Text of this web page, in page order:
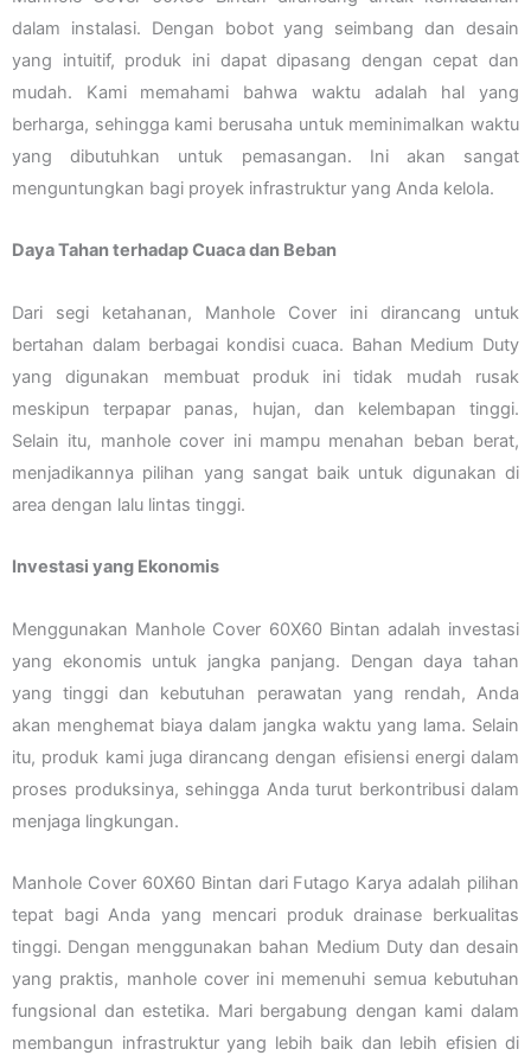
dalam instalasi. Dengan bobot yang seimbang dan desain
yang intuitif, produk ini dapat dipasang dengan cepat dan
mudah. Kami memahami bahwa waktu adalah hal yang
berharga, sehingga kami berusaha untuk meminimalkan waktu
yang dibutuhkan untuk pemasangan. Ini akan sangat
menguntungkan bagi proyek infrastruktur yang Anda kelola.
Daya Tahan terhadap Cuaca dan Beban
Dari segi ketahanan, Manhole Cover ini dirancang untuk
bertahan dalam berbagai kondisi cuaca. Bahan Medium Duty
yang digunakan membuat produk ini tidak mudah rusak
meskipun terpapar panas, hujan, dan kelembapan tinggi.
Selain itu, manhole cover ini mampu menahan beban berat,
menjadikannya pilihan yang sangat baik untuk digunakan di
area dengan lalu lintas tinggi.
Investasi yang Ekonomis
Menggunakan Manhole Cover 60X60 Bintan adalah investasi
yang ekonomis untuk jangka panjang. Dengan daya tahan
yang tinggi dan kebutuhan perawatan yang rendah, Anda
akan menghemat biaya dalam jangka waktu yang lama. Selain
itu, produk kami juga dirancang dengan efisiensi energi dalam
proses produksinya, sehingga Anda turut berkontribusi dalam
menjaga lingkungan.
Manhole Cover 60X60 Bintan dari Futago Karya adalah pilihan
tepat bagi Anda yang mencari produk drainase berkualitas
tinggi. Dengan menggunakan bahan Medium Duty dan desain
yang praktis, manhole cover ini memenuhi semua kebutuhan
fungsional dan estetika. Mari bergabung dengan kami dalam
membangun infrastruktur yang lebih baik dan lebih efisien di